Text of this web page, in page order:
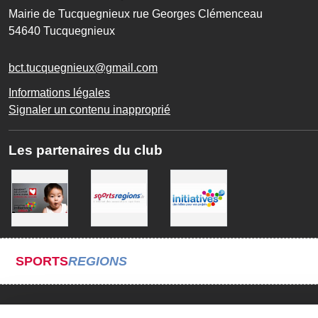
Mairie de Tucquegnieux rue Georges Clémenceau
54640 Tucquegnieux
bct.tucquegnieux@gmail.com
Informations légales
Signaler un contenu inapproprié
Les partenaires du club
SPORTSREGIONS